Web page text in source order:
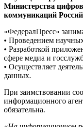
Министерства
коммуникаций
«ФедералПресс»
• Проведением
• Разработкой
сфере медиа и
• Осуществляет
данных.
При заимствовании
информационного
обязательна.